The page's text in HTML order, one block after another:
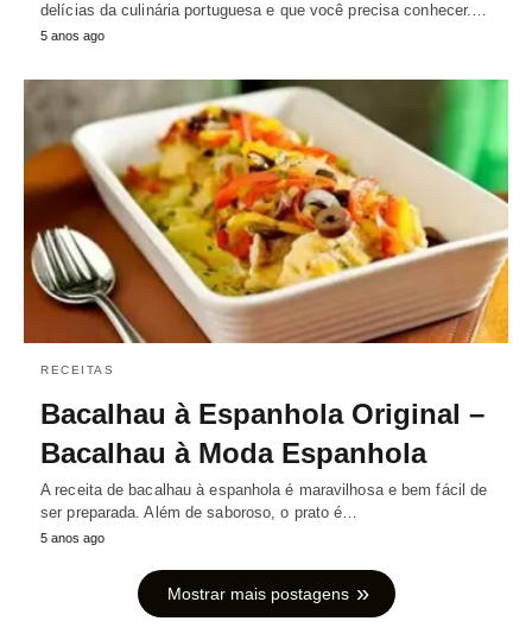
delícias da culinária portuguesa e que você precisa conhecer.…
5 anos ago
RECEITAS
Bacalhau à Espanhola Original –
Bacalhau à Moda Espanhola
A receita de bacalhau à espanhola é maravilhosa e bem fácil de
ser preparada. Além de saboroso, o prato é…
5 anos ago
Mostrar mais postagens